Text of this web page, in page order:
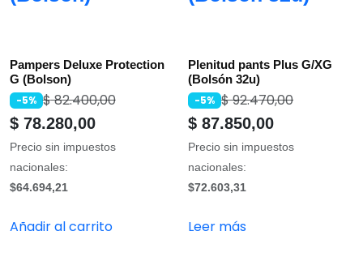
Pampers Deluxe Protection
G (Bolson)
-5% $82.400,00
$ 78.280,00
Precio sin impuestos
nacionales:
$64.694,21
Añadir al carrito
Plenitud pants Plus G/XG
(Bolsón 32u)
-5% $92.470,00
$ 87.850,00
Precio sin impuestos
nacionales:
$72.603,31
Leer más